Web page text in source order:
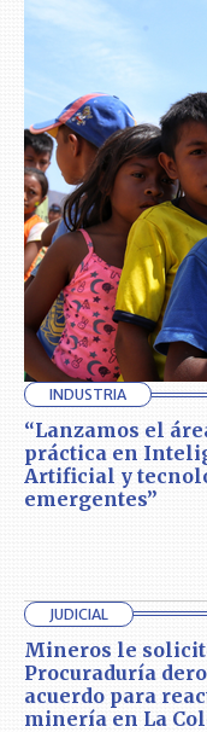
INDUSTRIA
“Lanzamos el
práctica en
Artificial y
emergentes”
JUDICIAL
Mineros le
Procuraduría
acuerdo para
minería en La